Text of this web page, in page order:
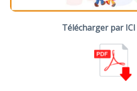
Téléchargerpar ICI